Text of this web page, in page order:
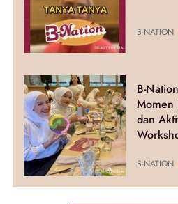
B-NATION
B-
Momen
dan
B-NATION